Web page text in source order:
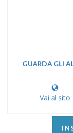
GUARDA GLI
Vai al sito